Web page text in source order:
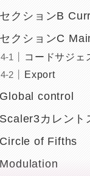
セクションB
セクションC
コードサジ
Export
Global control
Scaler3カレント
Circle of Fifths
Modulation